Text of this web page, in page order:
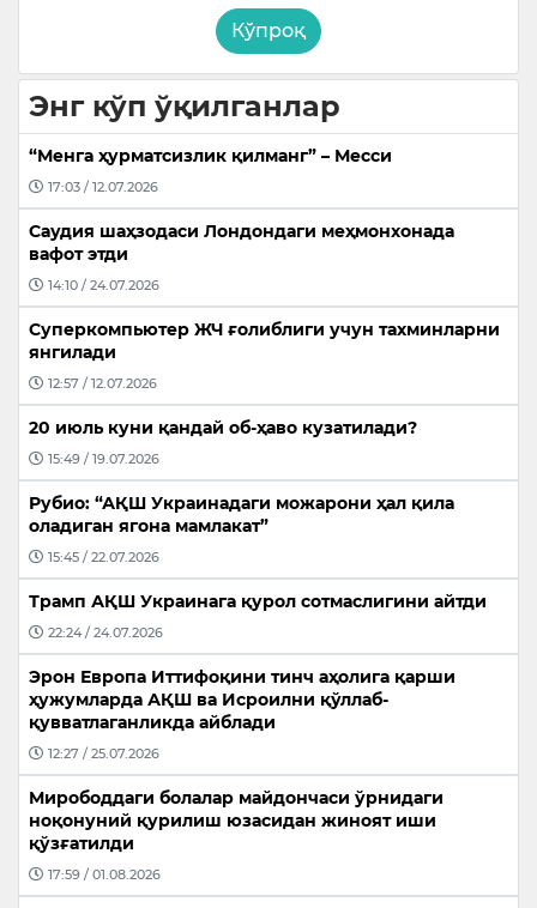
Кўпроқ
Энг кўп ўқилганлар
“Менга ҳурматсизлик қилманг” – Месси
17:03 / 12.07.2026
Саудия шаҳзодаси Лондондаги меҳмонхонада
вафот этди
14:10 / 24.07.2026
Суперкомпьютер ЖЧ ғолиблиги учун тахминларни
янгилади
12:57 / 12.07.2026
20 июль куни қандай об-ҳаво кузатилади?
15:49 / 19.07.2026
Рубио: “АҚШ Украинадаги можарони ҳал қила
оладиган ягона мамлакат”
15:45 / 22.07.2026
Трамп АҚШ Украинага қурол сотмаслигини айтди
22:24 / 24.07.2026
Эрон Европа Иттифоқини тинч аҳолига қарши
ҳужумларда АҚШ ва Исроилни қўллаб-
қувватлаганликда айблади
12:27 / 25.07.2026
Мирободдаги болалар майдончаси ўрнидаги
ноқонуний қурилиш юзасидан жиноят иши
қўзғатилди
17:59 / 01.08.2026